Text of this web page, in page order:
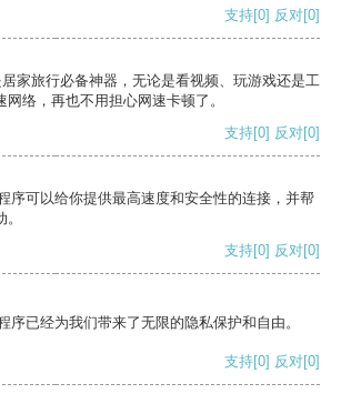
支持[0] 反对[0]
家旅行必备神器，无论是看视频、玩游戏还是工
络，再也不用担心网速卡顿了。
支持[0] 反对[0]
序可以给你提供最高速度和安全性的连接，并帮
支持[0] 反对[0]
序已经为我们带来了无限的隐私保护和自由。
支持[0] 反对[0]